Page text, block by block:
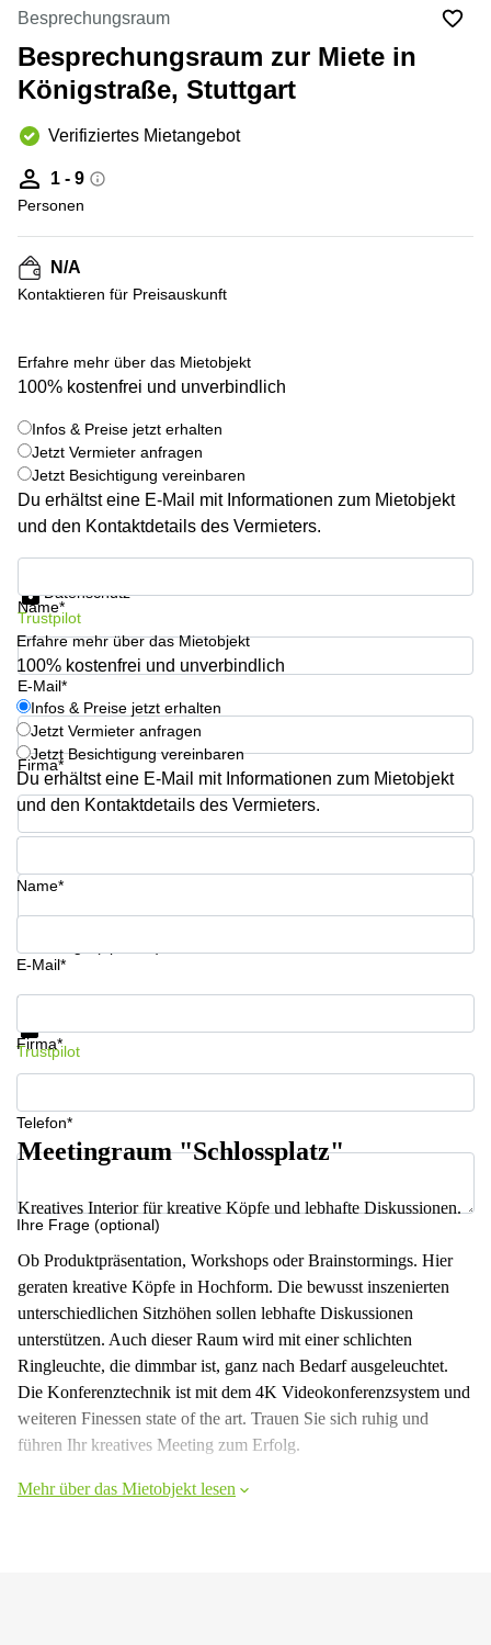
Düsseldorf
Büro
mieten
Köln
Büro
Essen
Büro
mieten
Hannover
Seminarraum
mieten
Neuss
Büro
mieten
Hamburg
Büro
mieten
Mitte
Büro
mieten
Dortmund
Tagungsraum
München
Büro
Mannheim
mieten
Büro
mieten
Meetingraum
Köln
Berlin
Kienberger
Allee 4
Berlin
Schönefeld
8 Hannover
21 Regus
Düsseldorf
Arcus
Str.
Mainzer
69
Frankfurt
Europaplatz
2 Berlin
Regus
726 Köln
Hohenstaufenring
62 Köln
Erna-
Scheffler-
Str. 1A
Köln
Hohenzollernring
57 Koln
Erhard-
Straße 18
Hamburg
Besprechungsraum
Besprechungsraum zur Miete in
Königstraße, Stuttgart
Verifiziertes Mietangebot
1 - 9
Personen
N/A
Kontaktieren für Preisauskunft
Erfahre mehr über das Mietobjekt
100% kostenfrei und unverbindlich
Infos & Preise jetzt erhalten
Jetzt Vermieter anfragen
Jetzt Besichtigung vereinbaren
Du erhältst eine E-Mail mit Informationen zum Mietobjekt
und den Kontaktdetails des Vermieters.
Name*
E-Mail*
Firma*
Telefon*
Datenschutz
Trustpilot
Erfahre mehr über das Mietobjekt
100% kostenfrei und unverbindlich
Infos & Preise jetzt erhalten
Jetzt Vermieter anfragen
Jetzt Besichtigung vereinbaren
Du erhältst eine E-Mail mit Informationen zum Mietobjekt
und den Kontaktdetails des Vermieters.
Name*
E-Mail*
Firma*
Telefon*
Ihre Frage (optional)
Infos & Preise jetzt erhalten
Trustpilot
Meetingraum "Schlossplatz"
Kreatives Interior für kreative Köpfe und lebhafte Diskussionen.
Ob Produktpräsentation, Workshops oder Brainstormings. Hier
geraten kreative Köpfe in Hochform. Die bewusst inszenierten
unterschiedlichen Sitzhöhen sollen lebhafte Diskussionen
unterstützen. Auch dieser Raum wird mit einer schlichten
Ringleuchte, die dimmbar ist, ganz nach Bedarf ausgeleuchtet.
Die Konferenztechnik ist mit dem 4K Videokonferenzsystem und
weiteren Finessen state of the art. Trauen Sie sich ruhig und
führen Ihr kreatives Meeting zum Erfolg.
Mehr über das Mietobjekt lesen